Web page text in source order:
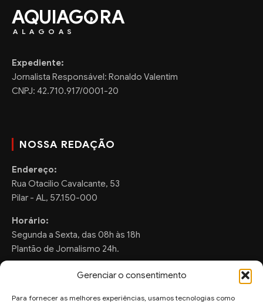
Gerenciar o consentimento
Para fornecer as melhores experiências, usamos tecnologias como
AQUIAG RA
ALAGOAS
Expediente:
Jornalista Responsável: Ronaldo Valentim
CNPJ: 42.710.917/0001-20
NOSSA REDAÇÃO
Endereço:
Rua Otacilio Cavalcante, 53
Pilar - AL, 57.150-000
Horário:
Segunda a Sexta, das 08h às 18h
Plantão de Jornalismo 24h.